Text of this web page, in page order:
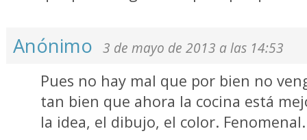
Anónimo 3 de mayo de 2013 a las 14:53
Pues no hay mal que por bien no
tan bien que ahora la cocina está
la idea, el dibujo, el color. Fenomenal.